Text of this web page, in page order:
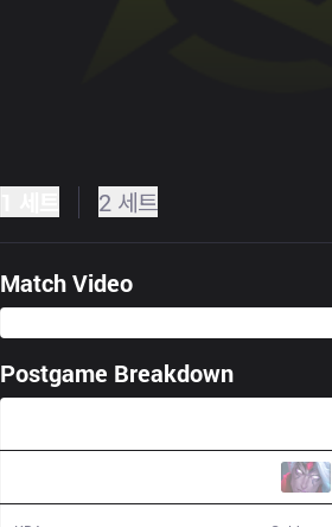
2 세트
Match Video
Postgame Breakdown